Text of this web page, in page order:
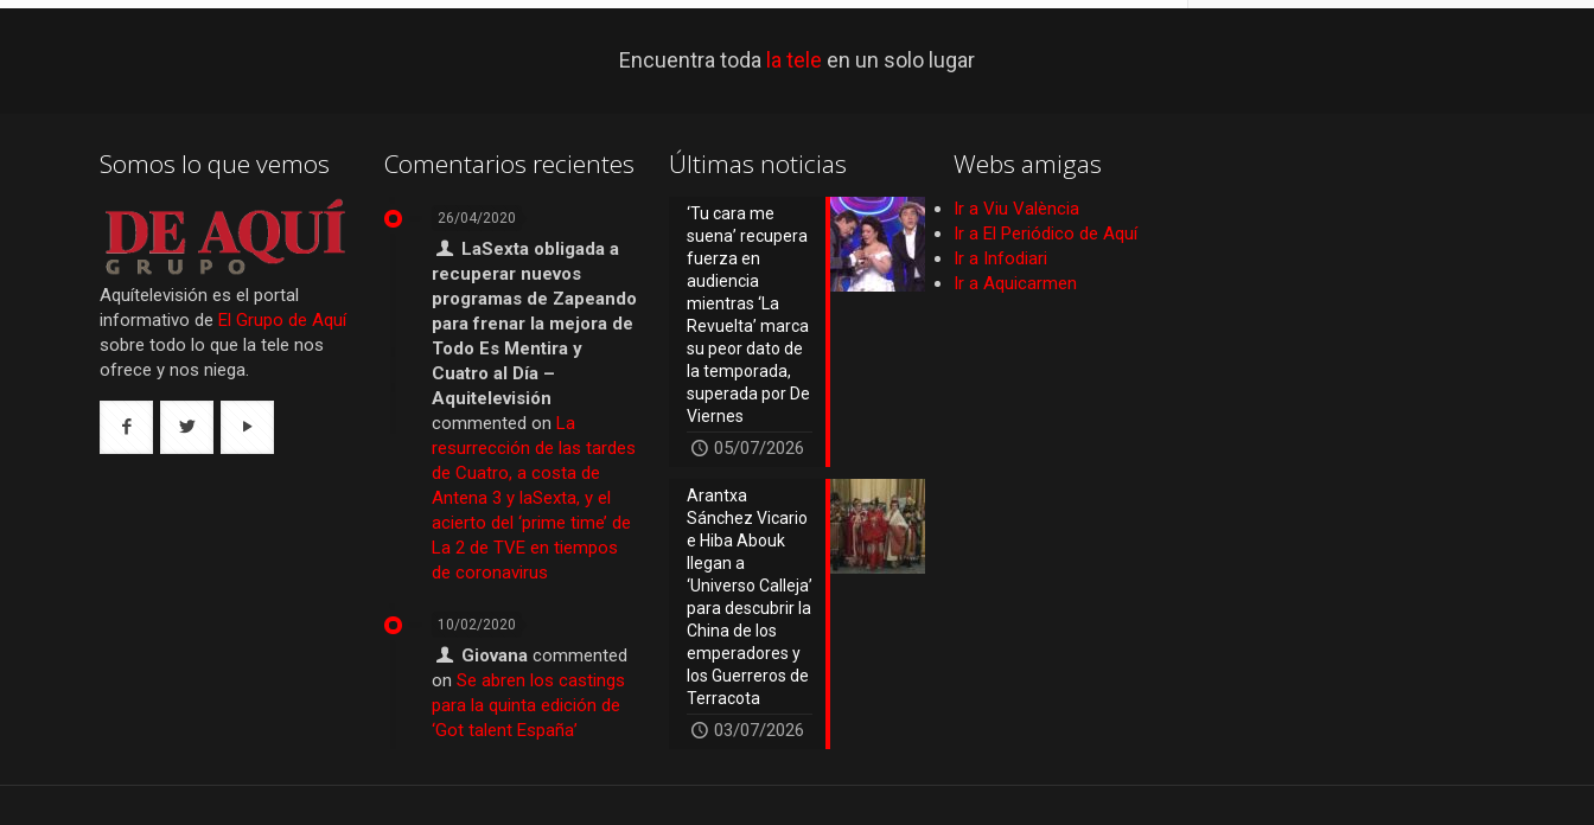
Encuentra toda la tele en un solo lugar
Somos lo que vemos
Aquítelevisión es el portal
informativo de El Grupo de Aquí
sobre todo lo que la tele nos
ofrece y nos niega.
Comentarios recientes
26/04/2020
LaSexta obligada a
recuperar nuevos
programas de Zapeando
para frenar la mejora de
Todo Es Mentira y
Cuatro al Día –
Aquitelevisión
commented on La
resurrección de las tardes
de Cuatro, a costa de
Antena 3 y laSexta, y el
acierto del ‘prime time’ de
La 2 de TVE en tiempos
de coronavirus
10/02/2020
Giovana commented
on Se abren los castings
para la quinta edición de
‘Got talent España’
Últimas noticias
‘Tu cara me
suena’ recupera
fuerza en
audiencia
mientras ‘La
Revuelta’ marca
su peor dato de
la temporada,
superada por De
Viernes
05/07/2026
Arantxa
Sánchez Vicario
e Hiba Abouk
llegan a
‘Universo Calleja’
para descubrir la
China de los
emperadores y
los Guerreros de
Terracota
03/07/2026
Webs amigas
Ir a Viu València
Ir a El Periódico de Aquí
Ir a Infodiari
Ir a Aquicarmen